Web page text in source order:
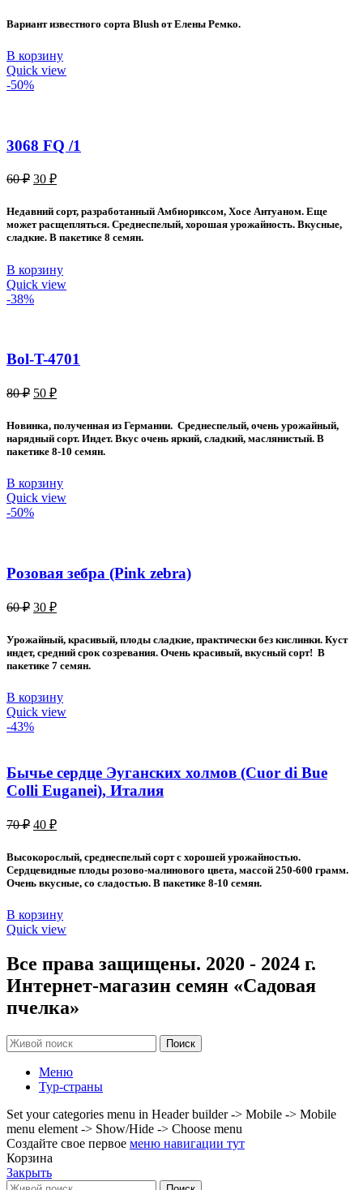
Вариант известного сорта Blush от Елены Ремко.
В корзину
Quick view
-50%
3068 FQ /1
60₽ Первоначальная
составляла
60 ₽.
30 ₽Текущая
30 ₽.
Недавний сорт, разработанный Амбиориксом, Хосе Антуаном. Еще
может расщепляться. Среднеспелый, хорошая урожайность. Вкусные,
сладкие. В пакетике 8 семян.
В корзину
Quick view
-38%
Bol-T-4701
80₽ Первоначальная
80 ₽.
50 ₽Текущая
50 ₽.
Новинка, полученная из Германии. Среднеспелый, очень урожайный,
нарядный сорт. Индет. Вкус очень яркий, сладкий, маслянистый. В
пакетике 8-10 семян.
В корзину
Quick view
-50%
Розовая зебра (Pink zebra)
60₽ Первоначальная
составляла
60 ₽.
30 ₽Текущая
30 ₽.
Урожайный, красивый, плоды сладкие, практически без кислинки. Куст
индет, средний срок созревания. Очень красивый, вкусный сорт! В
пакетике 7 семян.
В корзину
Quick view
-43%
Бычье сердце Эуганских холмов (Cuor di Bue
Colli Euganei), Италия
70₽ Первоначальная
составляла
70 ₽.
40 ₽Текущая
40 ₽.
Высокорослый, среднеспелый сорт с хорошей урожайностью.
Сердцевидные плоды розово-малинового цвета, массой 250-600 грамм.
Очень вкусные, со сладостью. В пакетике 8-10 семян.
В корзину
Quick view
Все права защищены. 2020 - 2024 г.
Интернет-магазин семян «Садовая
пчелка»
Поиск
Меню
Тур-страны
Set your categories menu in Header builder -> Mobile -> Mobile
menu element -> Show/Hide -> Choose menu
Создайте свое первое меню навигации тут
Корзина
Закрыть